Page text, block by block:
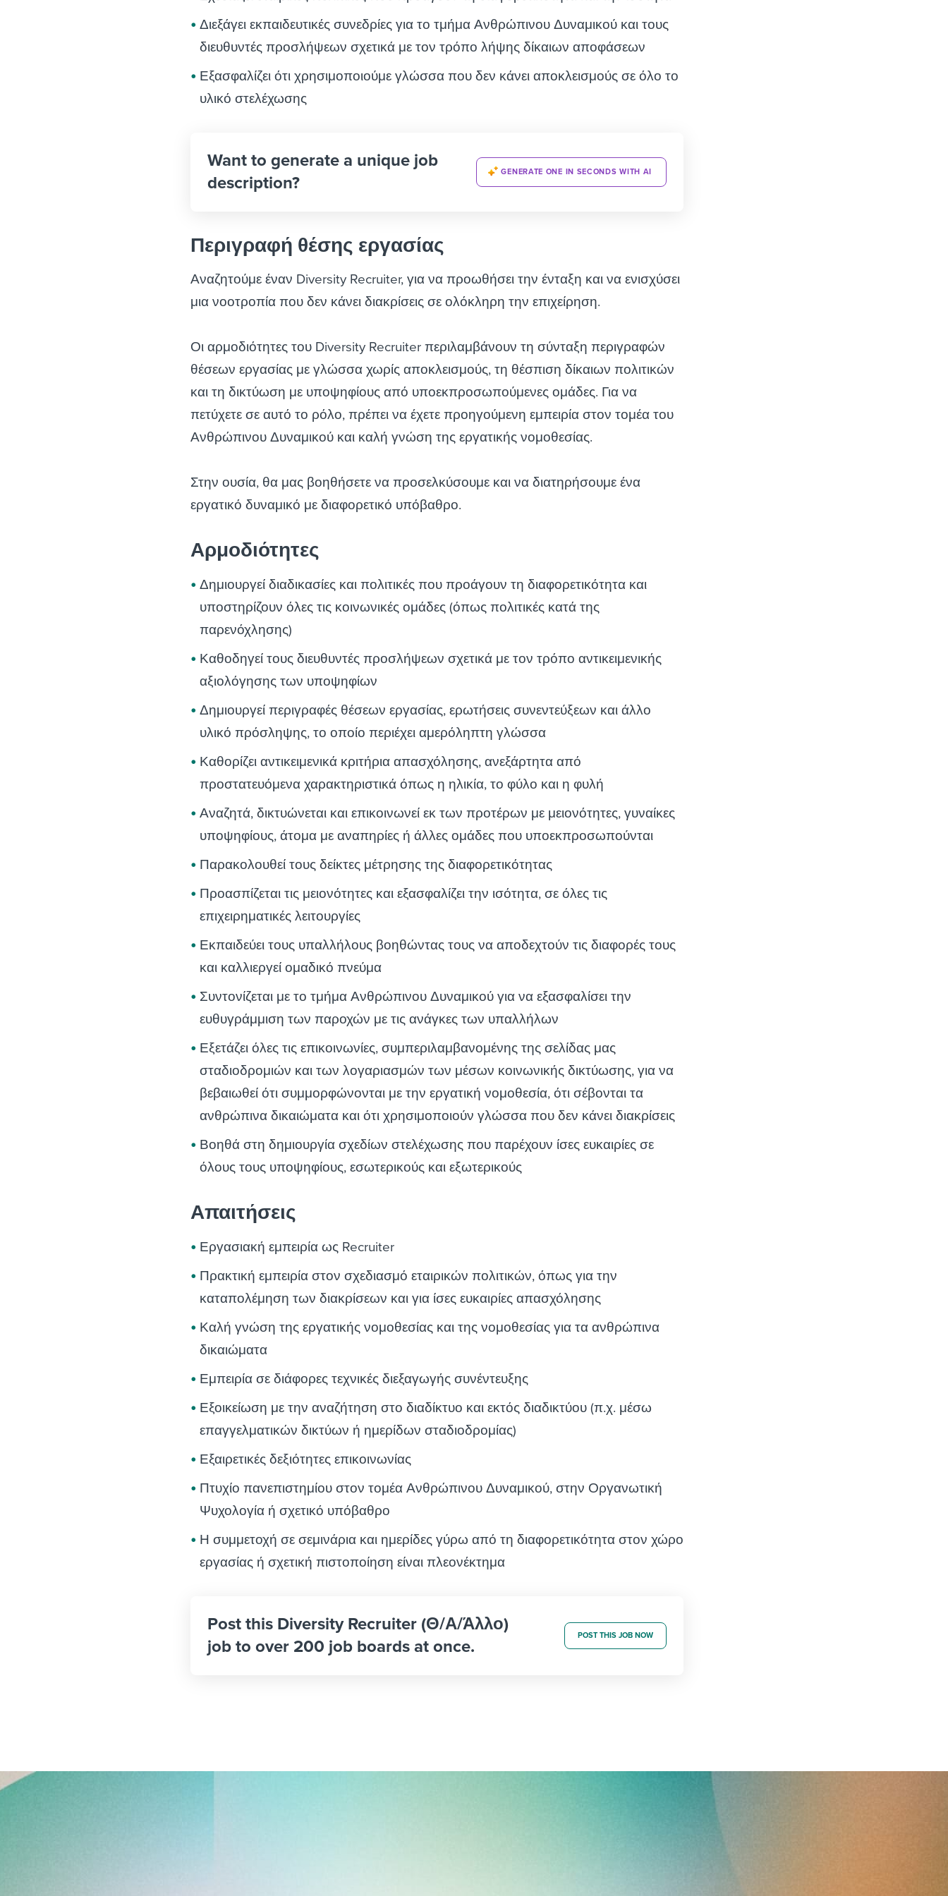
Διεξάγει εκπαιδευτικές συνεδρίες για το τμήμα Ανθρώπινου Δυναμικού και τους
διευθυντές προσλήψεων σχετικά με τον τρόπο λήψης δίκαιων αποφάσεων
Εξασφαλίζει ότι χρησιμοποιούμε γλώσσα που δεν κάνει αποκλεισμούς σε όλο το
υλικό στελέχωσης
Want to generate a unique job
description?
GENERATE ONE IN SECONDS WITH AI
Περιγραφή θέσης εργασίας
Αναζητούμε έναν Diversity Recruiter, για να προωθήσει την ένταξη και να ενισχύσει
μια νοοτροπία που δεν κάνει διακρίσεις σε ολόκληρη την επιχείρηση.
Οι αρμοδιότητες του Diversity Recruiter περιλαμβάνουν τη σύνταξη περιγραφών
θέσεων εργασίας με γλώσσα χωρίς αποκλεισμούς, τη θέσπιση δίκαιων πολιτικών
και τη δικτύωση με υποψηφίους από υποεκπροσωπούμενες ομάδες. Για να
πετύχετε σε αυτό το ρόλο, πρέπει να έχετε προηγούμενη εμπειρία στον τομέα του
Ανθρώπινου Δυναμικού και καλή γνώση της εργατικής νομοθεσίας.
Στην ουσία, θα μας βοηθήσετε να προσελκύσουμε και να διατηρήσουμε ένα
εργατικό δυναμικό με διαφορετικό υπόβαθρο.
Αρμοδιότητες
Δημιουργεί διαδικασίες και πολιτικές που προάγουν τη διαφορετικότητα και
υποστηρίζουν όλες τις κοινωνικές ομάδες (όπως πολιτικές κατά της
παρενόχλησης)
Καθοδηγεί τους διευθυντές προσλήψεων σχετικά με τον τρόπο αντικειμενικής
αξιολόγησης των υποψηφίων
Δημιουργεί περιγραφές θέσεων εργασίας, ερωτήσεις συνεντεύξεων και άλλο
υλικό πρόσληψης, το οποίο περιέχει αμερόληπτη γλώσσα
Καθορίζει αντικειμενικά κριτήρια απασχόλησης, ανεξάρτητα από
προστατευόμενα χαρακτηριστικά όπως η ηλικία, το φύλο και η φυλή
Αναζητά, δικτυώνεται και επικοινωνεί εκ των προτέρων με μειονότητες, γυναίκες
υποψηφίους, άτομα με αναπηρίες ή άλλες ομάδες που υποεκπροσωπούνται
Παρακολουθεί τους δείκτες μέτρησης της διαφορετικότητας
Προασπίζεται τις μειονότητες και εξασφαλίζει την ισότητα, σε όλες τις
επιχειρηματικές λειτουργίες
Εκπαιδεύει τους υπαλλήλους βοηθώντας τους να αποδεχτούν τις διαφορές τους
και καλλιεργεί ομαδικό πνεύμα
Συντονίζεται με το τμήμα Ανθρώπινου Δυναμικού για να εξασφαλίσει την
ευθυγράμμιση των παροχών με τις ανάγκες των υπαλλήλων
Εξετάζει όλες τις επικοινωνίες, συμπεριλαμβανομένης της σελίδας μας
σταδιοδρομιών και των λογαριασμών των μέσων κοινωνικής δικτύωσης, για να
βεβαιωθεί ότι συμμορφώνονται με την εργατική νομοθεσία, ότι σέβονται τα
ανθρώπινα δικαιώματα και ότι χρησιμοποιούν γλώσσα που δεν κάνει διακρίσεις
Βοηθά στη δημιουργία σχεδίων στελέχωσης που παρέχουν ίσες ευκαιρίες σε
όλους τους υποψηφίους, εσωτερικούς και εξωτερικούς
Απαιτήσεις
Εργασιακή εμπειρία ως Recruiter
Πρακτική εμπειρία στον σχεδιασμό εταιρικών πολιτικών, όπως για την
καταπολέμηση των διακρίσεων και για ίσες ευκαιρίες απασχόλησης
Καλή γνώση της εργατικής νομοθεσίας και της νομοθεσίας για τα ανθρώπινα
δικαιώματα
Εμπειρία σε διάφορες τεχνικές διεξαγωγής συνέντευξης
Εξοικείωση με την αναζήτηση στο διαδίκτυο και εκτός διαδικτύου (π.χ. μέσω
επαγγελματικών δικτύων ή ημερίδων σταδιοδρομίας)
Εξαιρετικές δεξιότητες επικοινωνίας
Πτυχίο πανεπιστημίου στον τομέα Ανθρώπινου Δυναμικού, στην Οργανωτική
Ψυχολογία ή σχετικό υπόβαθρο
Η συμμετοχή σε σεμινάρια και ημερίδες γύρω από τη διαφορετικότητα στον χώρο
εργασίας ή σχετική πιστοποίηση είναι πλεονέκτημα
Post this Diversity Recruiter (Θ/Α/Άλλο)
job to over 200 job boards at once.
POST THIS JOB NOW